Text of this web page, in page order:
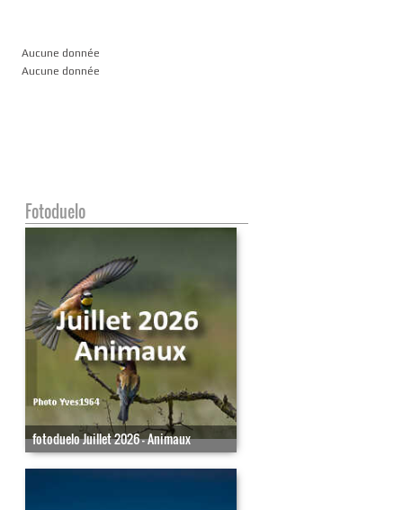
Aucune donnée
Aucune donnée
Fotoduelo
fotoduelo Juillet 2026 - Animaux